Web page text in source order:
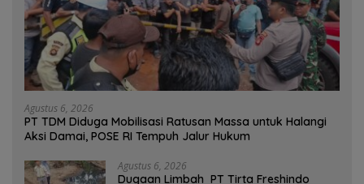
Agustus 6, 2026
PT TDM Diduga Mobilisasi Ratusan Massa untuk Halangi
Aksi Damai, POSE RI Tempuh Jalur Hukum
Agustus 6, 2026
Dugaan Limbah PT Tirta Freshindo